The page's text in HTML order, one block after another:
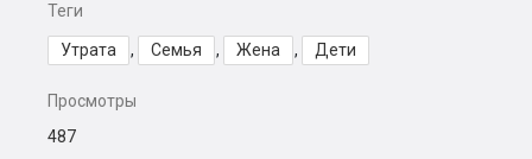
Теги
Утрата , Семья , Жена , Дети
Просмотры
487